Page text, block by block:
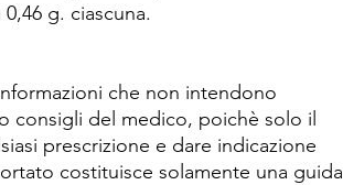
g. ciascuna.
che non intendono
consigli del medico, poichè solo il
prescrizione e dare indicazione
costituisce solamente una guida